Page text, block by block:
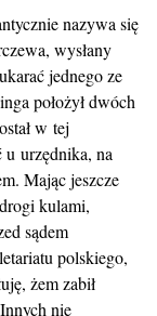
nazywa się
wysłany
jednego ze
położył dwóch
w tej
u urzędnika, na
Mając jeszcze
kulami,
sądem
polskiego,
żem zabił
nie